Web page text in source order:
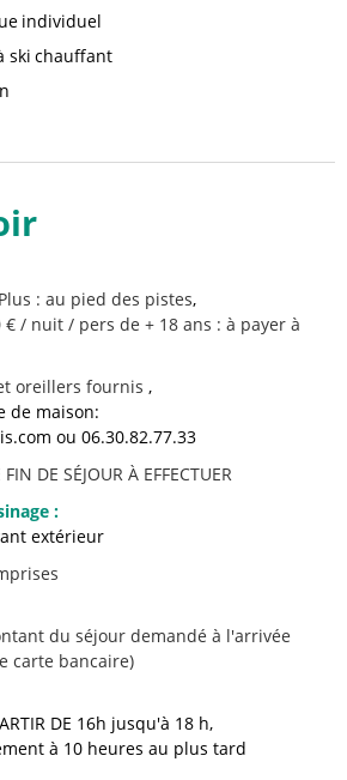
individuel
ski chauffant
: au pied des pistes
€ / nuit / pers de + 18 ans : à payer à
oreillers fournis
de maison:
ou 06.30.82.77.33
DE SÉJOUR À EFFECTUER
:
extérieur
du séjour demandé à l'arrivée
carte bancaire)
DE 16h jusqu'à 18 h
à 10 heures au plus tard